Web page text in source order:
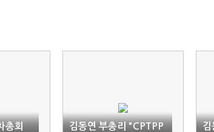
총회
김동연 부총리 "CPTPP
김